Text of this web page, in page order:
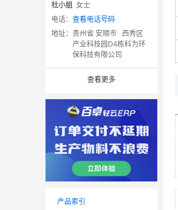
杜小姐 女士
电话： 查看电话号码
地址： 贵州省 安顺市 西秀区
产业科技园D4栋科为环
保科技有限公司
查看更多
产品索引